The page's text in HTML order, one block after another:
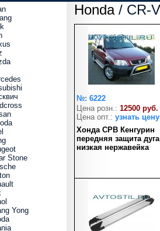
Honda/ CR-V
№: 6222
Цена розн.: 12500 руб.
Цена опт.: узнать цену
Хонда СРВ Кенгурин
передняя защита дуга
низкая нержавейка
Stone
Yong